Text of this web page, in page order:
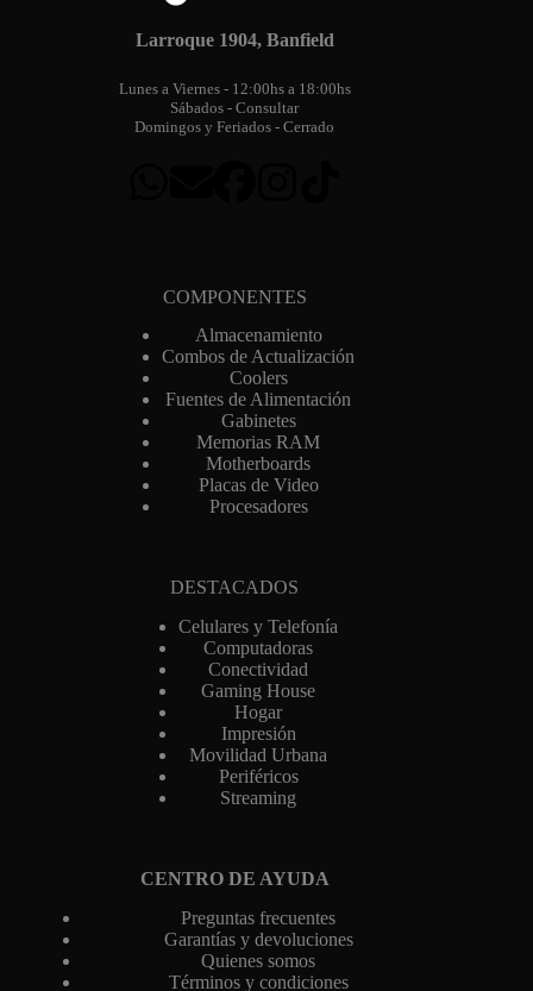
Larroque 1904, Banfield
Lunes a Viernes - 12:00hs a 18:00hs
Sábados - Consultar
Domingos y Feriados - Cerrado
COMPONENTES
Almacenamiento
Combos de Actualización
Coolers
Fuentes de Alimentación
Gabinetes
Memorias RAM
Motherboards
Placas de Video
Procesadores
DESTACADOS
Celulares y Telefonía
Computadoras
Conectividad
Gaming House
Hogar
Impresión
Movilidad Urbana
Periféricos
Streaming
CENTRO DE AYUDA
Preguntas frecuentes
Garantías y devoluciones
Quienes somos
Términos y condiciones